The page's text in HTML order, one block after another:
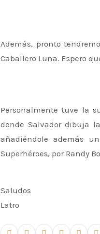
Además, pronto
Caballero Luna. Espero
Personalmente tuve la
donde Salvador dibuja
añadiéndole además
Superhéroes, por Randy
Saludos
Latro